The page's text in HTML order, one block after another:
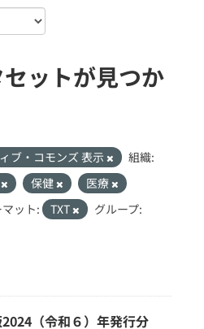
ットが見つか
ブ・コモンズ 表示
組織:
保健
医療
ット: TXT
グループ:
（令和６）年発行分